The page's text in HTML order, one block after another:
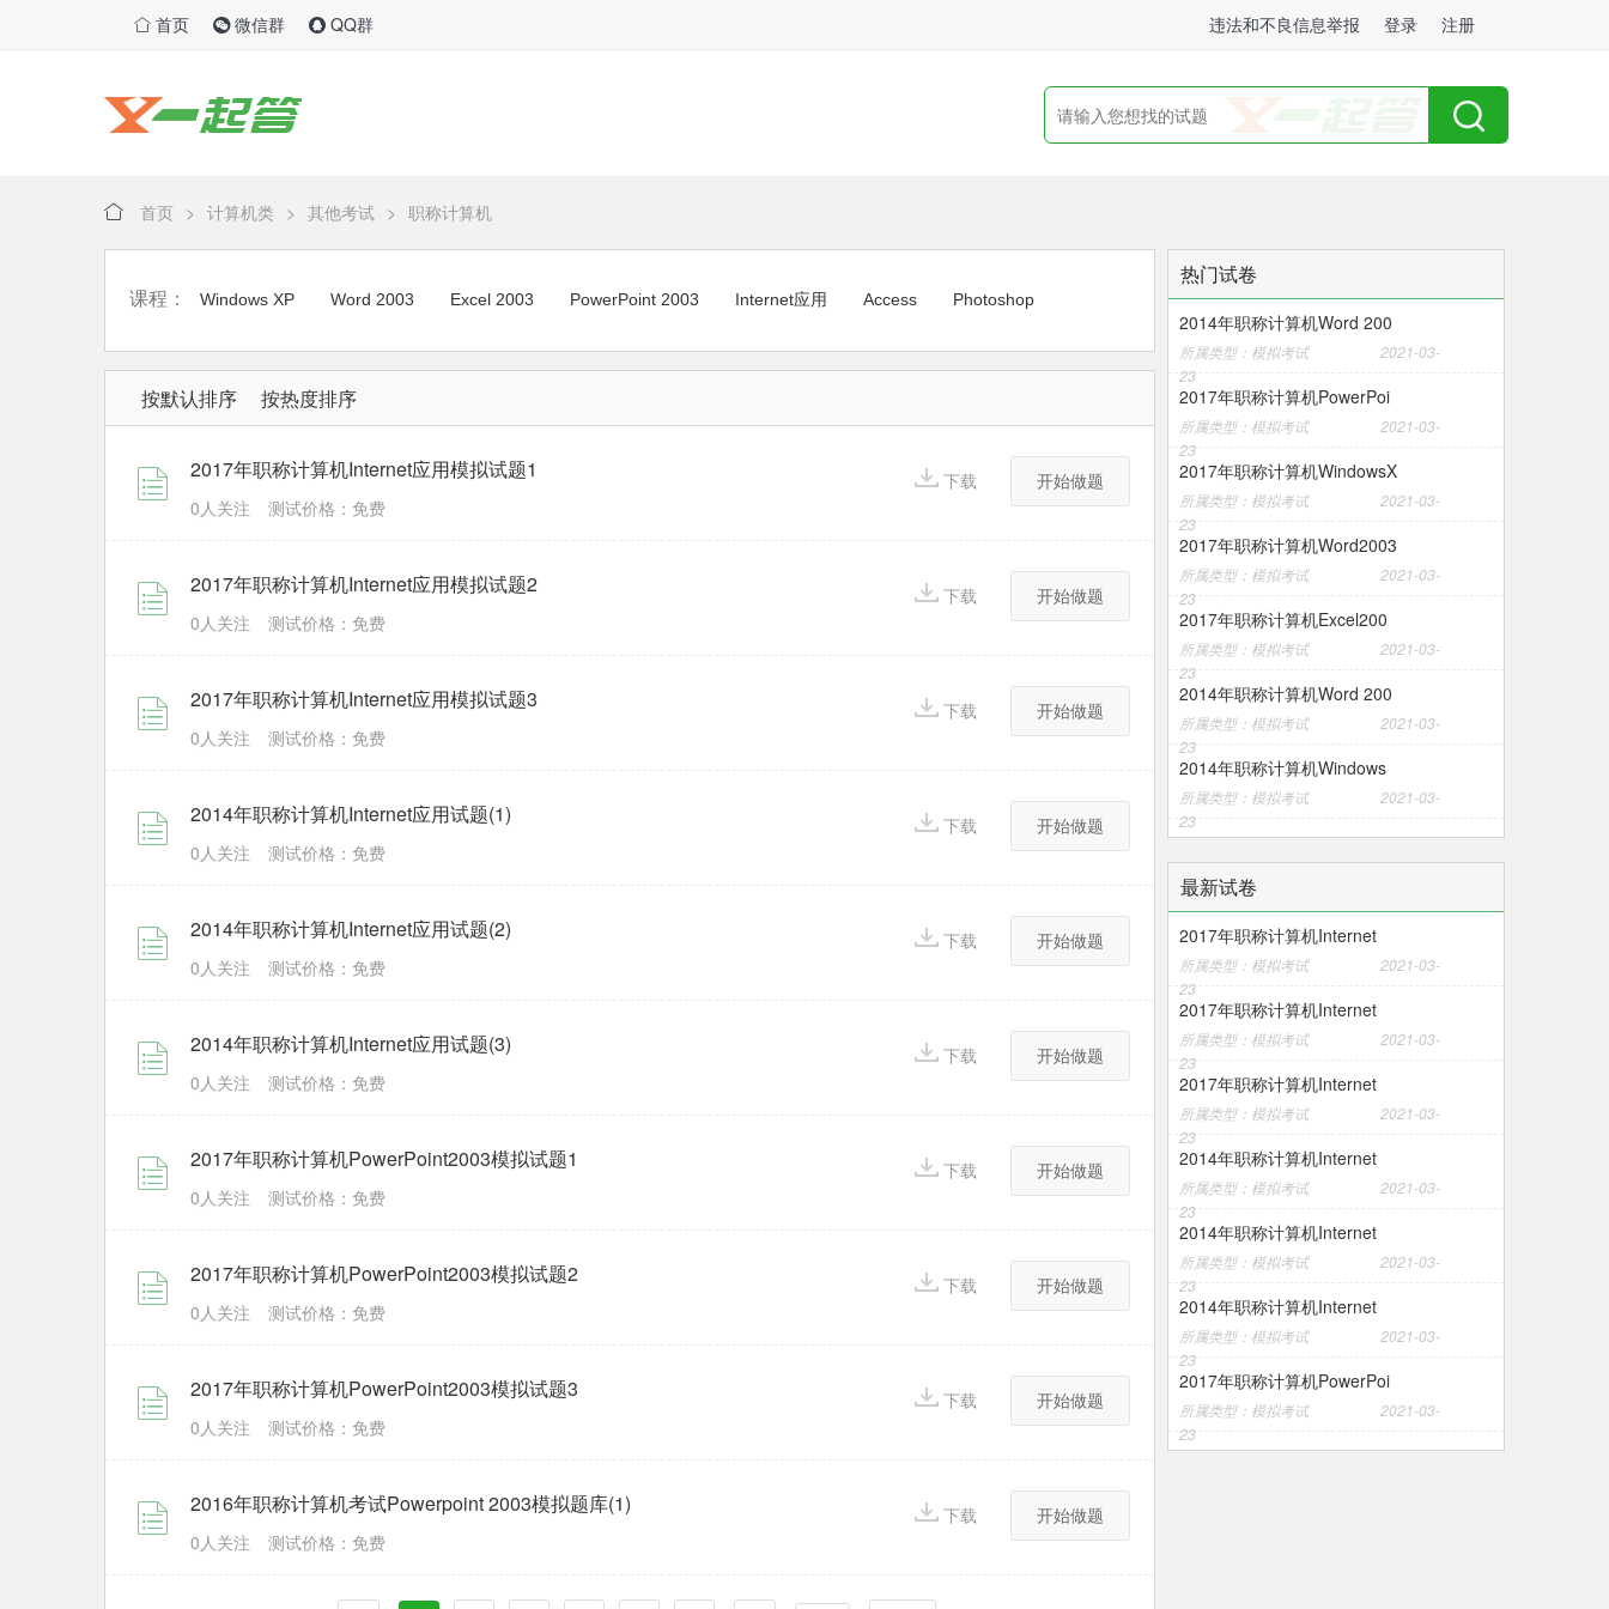
首页 微信群 QQ群 违法和不良信息举报 登录 注册
首页 > 计算机类 > 其他考试 > 职称计算机
课程： Windows XP Word 2003 Excel 2003 PowerPoint 2003 Internet应用 Access Photoshop
按默认排序 按热度排序
2017年职称计算机Internet应用模拟试题1
0人关注 测试价格：免费
下载 开始做题
2017年职称计算机Internet应用模拟试题2
0人关注 测试价格：免费
下载 开始做题
2017年职称计算机Internet应用模拟试题3
0人关注 测试价格：免费
下载 开始做题
2014年职称计算机Internet应用试题(1)
0人关注 测试价格：免费
下载 开始做题
2014年职称计算机Internet应用试题(2)
0人关注 测试价格：免费
下载 开始做题
2014年职称计算机Internet应用试题(3)
0人关注 测试价格：免费
下载 开始做题
2017年职称计算机PowerPoint2003模拟试题1
0人关注 测试价格：免费
下载 开始做题
2017年职称计算机PowerPoint2003模拟试题2
0人关注 测试价格：免费
下载 开始做题
2017年职称计算机PowerPoint2003模拟试题3
0人关注 测试价格：免费
下载 开始做题
2016年职称计算机考试Powerpoint 2003模拟题库(1)
0人关注 测试价格：免费
下载 开始做题
热门试卷
2014年职称计算机Word 200
所属类型：模拟考试
2021-03-
23
2017年职称计算机PowerPoi
所属类型：模拟考试
2021-03-
23
2017年职称计算机WindowsX
所属类型：模拟考试
2021-03-
23
2017年职称计算机Word2003
所属类型：模拟考试
2021-03-
23
2017年职称计算机Excel200
所属类型：模拟考试
2021-03-
23
2014年职称计算机Word 200
所属类型：模拟考试
2021-03-
23
2014年职称计算机Windows
所属类型：模拟考试
2021-03-
23
最新试卷
2017年职称计算机Internet
所属类型：模拟考试
2021-03-
23
2017年职称计算机Internet
所属类型：模拟考试
2021-03-
23
2017年职称计算机Internet
所属类型：模拟考试
2021-03-
23
2014年职称计算机Internet
所属类型：模拟考试
2021-03-
23
2014年职称计算机Internet
所属类型：模拟考试
2021-03-
23
2014年职称计算机Internet
所属类型：模拟考试
2021-03-
23
2017年职称计算机PowerPoi
所属类型：模拟考试
2021-03-
23